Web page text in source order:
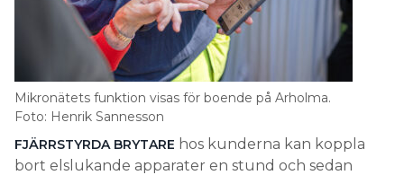
Mikronätets funktion visas för boende på Arholma.
Foto: Henrik Sannesson
FJÄRRSTYRDA BRYTARE hos kunderna kan koppla
bort elslukande apparater en stund och sedan